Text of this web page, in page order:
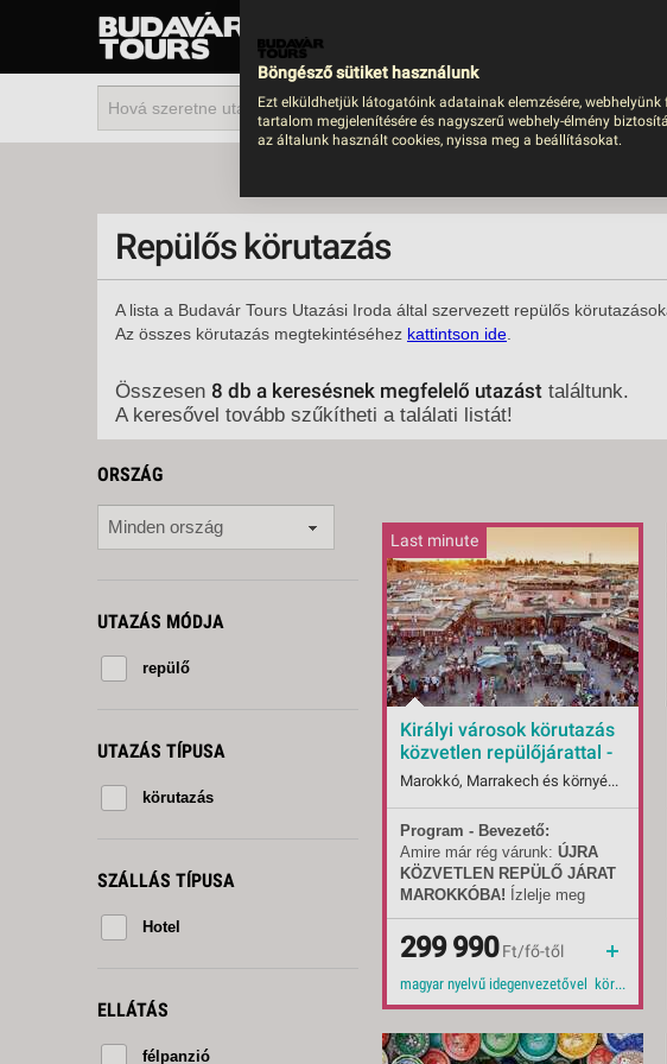
UTAZÁS
2026
BUSZOS UTAZÁSOK
UTAZÁSOK DEBRECENI
AKTÍV
TENGERPARTI
SZÁLLÁSOK
SZÁLLODÁK
CSÚSZDÁVAL
BUDAVÁR TOURS
UTAZÁSOK
BUSZOS
UTAZÁS
Repülős körutazás
A lista a Budavár Tours Utazási Iroda által szervezett repülős
Az összes körutazás megtekintéséhez kattintson ide
Összesen 8 db a keresésnek megfelelő utazást találtunk.
A keresővel tovább szűkítheti a találati listát!
ORSZÁG
Minden ország
UTAZÁS MÓDJA
repülő
UTAZÁS TÍPUSA
körutazás
SZÁLLÁS TÍPUSA
Hotel
ELLÁTÁS
félpanzió
Last minute
magyar nyelvű idegenvezetővel körutazás 2026 tavasz 2026 2026 ősz
Királyi városok körutazás
közvetlen repülőjárattal -
Budapest, Repülő 4*
Marokkó, Marrakech és környéke, Beni Mellal
Indulások:
2026.09.08-tól
Időpontok:
12 db
Ellátás:
félpanzió
Típus:
Besorolás:
4*
Szállás:
Hotel
Utazás:
menetrendszerinti járattal
Program - Bevezető:
Amire már rég várunk: ÚJRA
KÖZVETLEN REPÜLŐ JÁRAT
MAROKKÓBA! Ízlelje meg
Marokkó ősi világát! Fedezze
fel egyetlen varázslatos
körutazás alkalmával az ország
legfontosabb látnivalóit!
299 990Ft/fő-től
Böngésző sütiket használunk
Ezt elküldhetjük látogatóink adatainak elemzésére, webhelyünk
tartalom megjelenítésére és nagyszerű webhely-élmény
az általunk használt cookies, nyissa meg a beállításokat.